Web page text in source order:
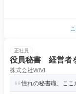
正社員
役員秘書 経営者
株式会社WIVI
憧れの秘書職、こ